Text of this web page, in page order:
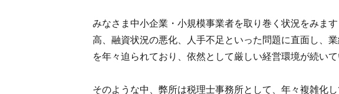
みなさま中小企業・小規模事業者を取り巻く状況をみま
高、融資状況の悪化、人手不足といった問題に直面し、
を年々迫られており、依然として厳しい経営環境が続いて
そのような中、弊所は税理士事務所として、年々複雑化